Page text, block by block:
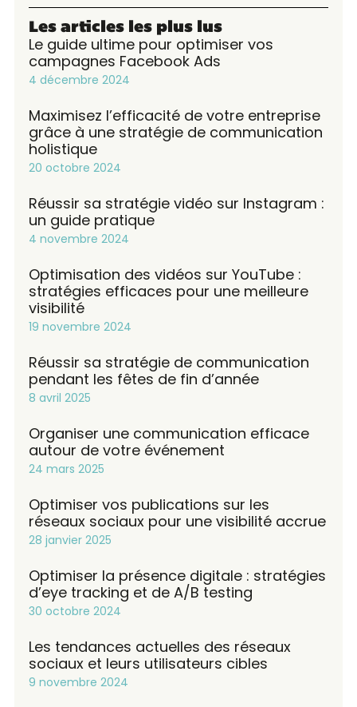
Les articles les plus lus
Le guide ultime pour optimiser vos
campagnes Facebook Ads
4 décembre 2024
Maximisez l’efficacité de votre entreprise
grâce à une stratégie de communication
holistique
20 octobre 2024
Réussir sa stratégie vidéo sur Instagram :
un guide pratique
4 novembre 2024
Optimisation des vidéos sur YouTube :
stratégies efficaces pour une meilleure
visibilité
19 novembre 2024
Réussir sa stratégie de communication
pendant les fêtes de fin d’année
8 avril 2025
Organiser une communication efficace
autour de votre événement
24 mars 2025
Optimiser vos publications sur les
réseaux sociaux pour une visibilité accrue
28 janvier 2025
Optimiser la présence digitale : stratégies
d’eye tracking et de A/B testing
30 octobre 2024
Les tendances actuelles des réseaux
sociaux et leurs utilisateurs cibles
9 novembre 2024